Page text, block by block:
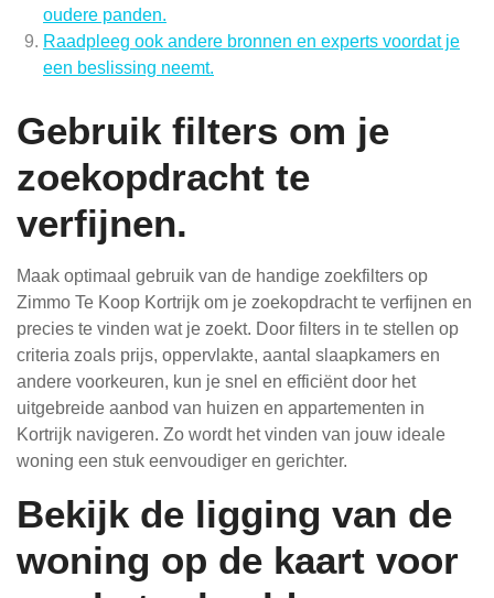
oudere panden.
Raadpleeg ook andere bronnen en experts voordat je
een beslissing neemt.
Gebruik filters om je
zoekopdracht te
verfijnen.
Maak optimaal gebruik van de handige zoekfilters op
Zimmo Te Koop Kortrijk om je zoekopdracht te verfijnen en
precies te vinden wat je zoekt. Door filters in te stellen op
criteria zoals prijs, oppervlakte, aantal slaapkamers en
andere voorkeuren, kun je snel en efficiënt door het
uitgebreide aanbod van huizen en appartementen in
Kortrijk navigeren. Zo wordt het vinden van jouw ideale
woning een stuk eenvoudiger en gerichter.
Bekijk de ligging van de
woning op de kaart voor